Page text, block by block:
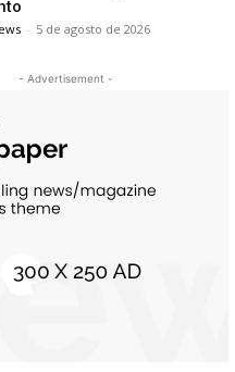
- 5 de agosto de 2026
- Advertisement -